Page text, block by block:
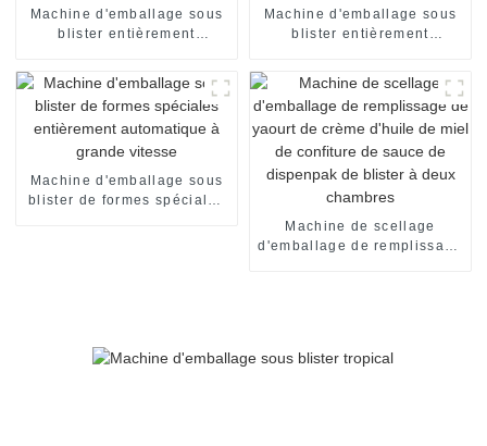
mise en carton
Machine d'emballage sous
blister entièrement
Machine d'emballage sous
blister entièrement
Machine d'emballage sous
blister de formes spéciales
Machine de scellage
d'emballage de remplissage